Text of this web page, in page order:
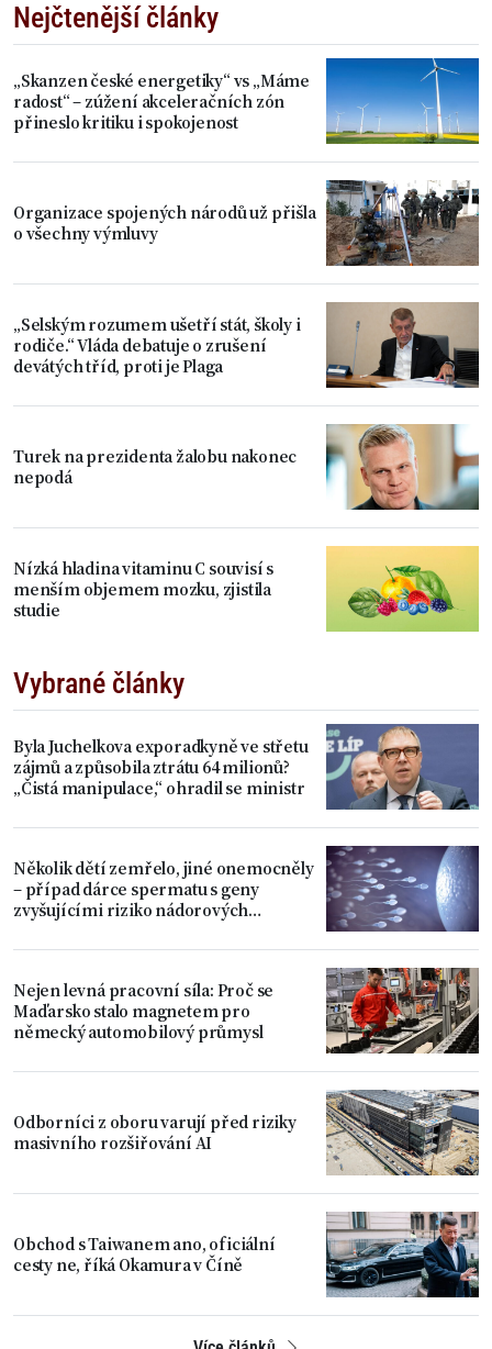
Nejčtenější články
„Skanzen české energetiky“ vs „Máme
radost“ – zúžení akceleračních zón
přineslo kritiku i spokojenost
Organizace spojených národů už přišla
o všechny výmluvy
„Selským rozumem ušetří stát, školy i
rodiče.“ Vláda debatuje o zrušení
devátých tříd, proti je Plaga
Turek na prezidenta žalobu nakonec
nepodá
Nízká hladina vitaminu C souvisí s
menším objemem mozku, zjistila
studie
Vybrané články
Byla Juchelkova exporadkyně ve střetu
zájmů a způsobila ztrátu 64 milionů?
„Čistá manipulace,“ ohradil se ministr
Několik dětí zemřelo, jiné onemocněly
– případ dárce spermatu s geny
zvyšujícími riziko nádorových
Nejen levná pracovní síla: Proč se
Maďarsko stalo magnetem pro
německý automobilový průmysl
Odborníci z oboru varují před riziky
masivního rozšiřování AI
Obchod s Taiwanem ano, oficiální
cesty ne, říká Okamura v Číně